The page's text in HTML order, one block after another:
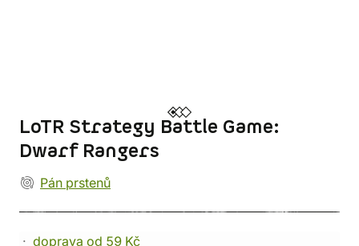
LoTR Strategy Battle Game:
Dwarf Rangers
Pán prstenů
doprava od 59 Kč